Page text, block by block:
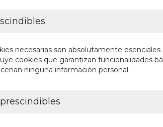
necesarias son absolutamente
cookies que garantizan funcionalidades
ninguna información personal.
(1)
Estos son los resultados de